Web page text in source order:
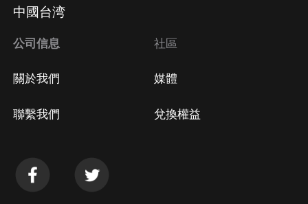
中國台湾
公司信息
關於我們
聯繫我們
社區
媒體
兌換權益